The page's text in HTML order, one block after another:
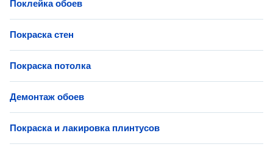
Поклейка обоев
Покраска стен
Покраска потолка
Демонтаж обоев
Покраска и лакировка плинтусов